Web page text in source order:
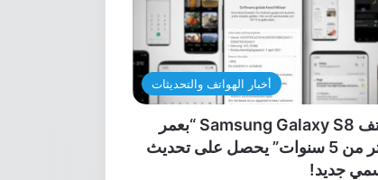
أخبار الهواتف والتحديثات
هاتف Samsung Galaxy S8 “بعمر
أكثر من 5 سنوات” يحصل على تحديث
جديد!